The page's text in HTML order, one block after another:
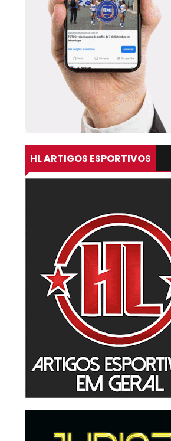
HL ARTIGOS ESPORTIVOS